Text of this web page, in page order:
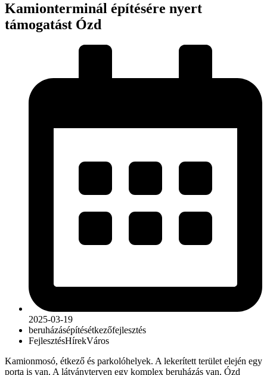
Kamionterminál építésére nyert
támogatást Ózd
2025-03-19
beruházásépítésétkezőfejlesztés
FejlesztésHírekVáros
Kamionmosó, étkező és parkolóhelyek. A lekerített terület elején egy
porta is van. A látványterven egy komplex beruházás van. Ózd